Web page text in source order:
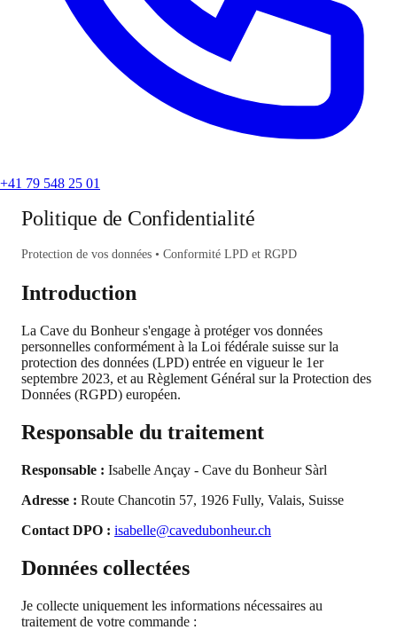
+41 79 548 25 01
Politique de Confidentialité
Protection de vos données • Conformité LPD et RGPD
Introduction
La Cave du Bonheur s'engage à protéger vos données
personnelles conformément à la Loi fédérale suisse sur la
protection des données (LPD) entrée en vigueur le 1er
septembre 2023, et au Règlement Général sur la Protection des
Données (RGPD) européen.
Responsable du traitement
Responsable : Isabelle Ançay - Cave du Bonheur Sàrl
Adresse : Route Chancotin 57, 1926 Fully, Valais, Suisse
Contact DPO : isabelle@cavedubonheur.ch
Données collectées
Je collecte uniquement les informations nécessaires au
traitement de votre commande :